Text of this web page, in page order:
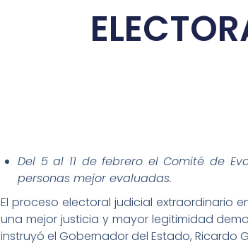
Del 5 al 11 de febrero el Comité de
personas mejor evaluadas.
El proceso electoral judicial extraordinario
una mejor justicia y mayor legitimidad
instruyó el Gobernador del Estado, Ricardo